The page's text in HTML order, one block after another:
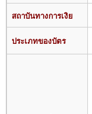
สถาบันทางการเงิย
ประเภทของบัตร